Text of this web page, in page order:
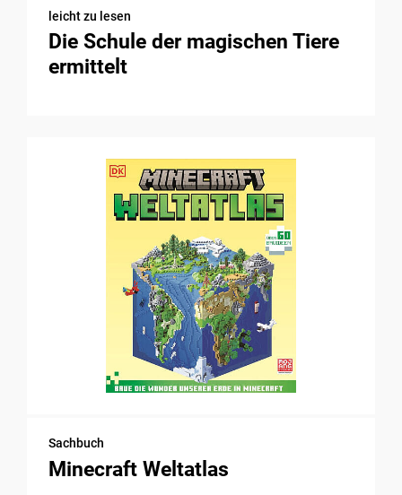
leicht zu lesen
Die Schule der magischen Tiere
ermittelt
Sachbuch
Minecraft Weltatlas